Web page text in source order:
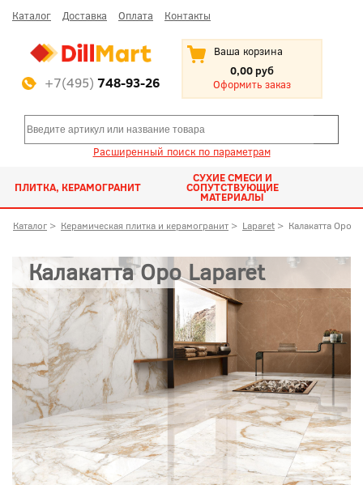
Каталог Доставка Оплата Контакты
+7(495) 748-93-26
Ваша корзина
0,00 руб
Оформить заказ
Расширенный поиск по параметрам
ПЛИТКА, КЕРАМОГРАНИТ
СУХИЕ СМЕСИ И
СОПУТСТВУЮЩИЕ
МАТЕРИАЛЫ
Каталог > Керамическая плитка и керамогранит > Laparet > Калакатта Оро
Калакатта Оро Laparet